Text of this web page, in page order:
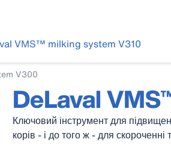
VMS™ milking system V310
V300
DeLaval
Ключовий інструмент для
корів - і до того ж - для